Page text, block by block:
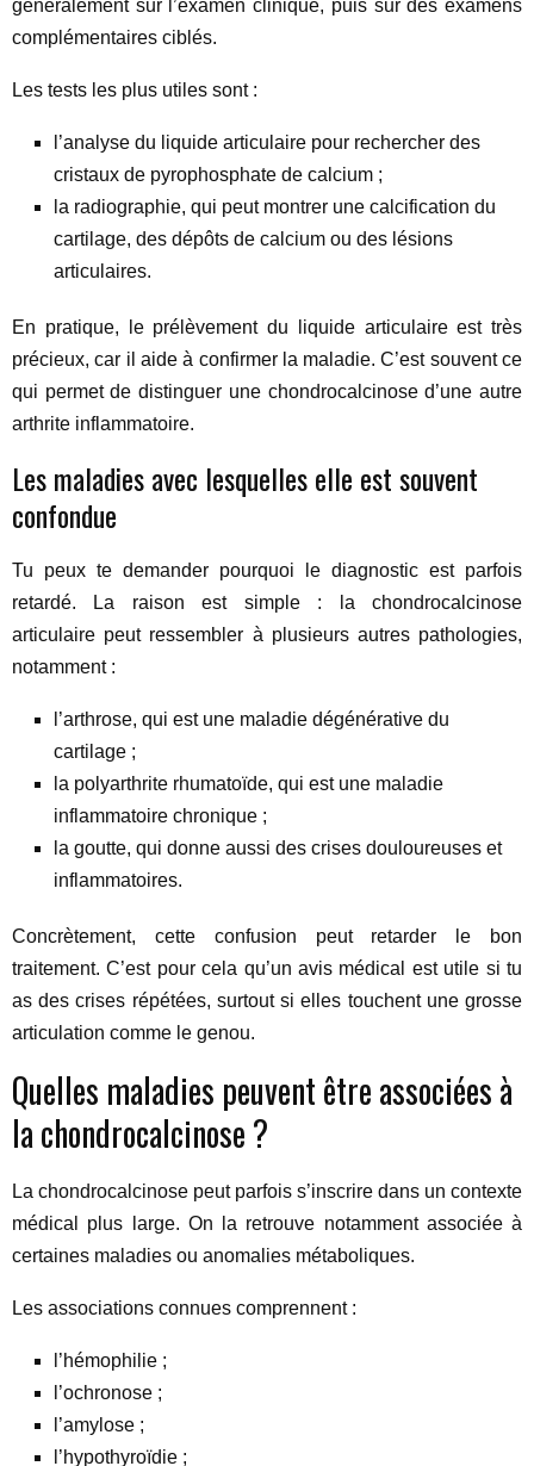
généralement sur l’examen clinique, puis sur des examens
complémentaires ciblés.
Les tests les plus utiles sont :
l’analyse du liquide articulaire pour rechercher des
cristaux de pyrophosphate de calcium ;
la radiographie, qui peut montrer une calcification du
cartilage, des dépôts de calcium ou des lésions
articulaires.
En pratique, le prélèvement du liquide articulaire est très
précieux, car il aide à confirmer la maladie. C’est souvent ce
qui permet de distinguer une chondrocalcinose d’une autre
arthrite inflammatoire.
Les maladies avec lesquelles elle est souvent
confondue
Tu peux te demander pourquoi le diagnostic est parfois
retardé. La raison est simple : la chondrocalcinose
articulaire peut ressembler à plusieurs autres pathologies,
notamment :
l’arthrose, qui est une maladie dégénérative du
cartilage ;
la polyarthrite rhumatoïde, qui est une maladie
inflammatoire chronique ;
la goutte, qui donne aussi des crises douloureuses et
inflammatoires.
Concrètement, cette confusion peut retarder le bon
traitement. C’est pour cela qu’un avis médical est utile si tu
as des crises répétées, surtout si elles touchent une grosse
articulation comme le genou.
Quelles maladies peuvent être associées à
la chondrocalcinose ?
La chondrocalcinose peut parfois s’inscrire dans un contexte
médical plus large. On la retrouve notamment associée à
certaines maladies ou anomalies métaboliques.
Les associations connues comprennent :
l’hémophilie ;
l’ochronose ;
l’amylose ;
l’hypothyroïdie ;